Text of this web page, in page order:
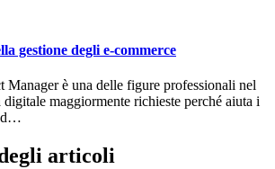
gestione degli e-commerce
Manager è una delle figure professionali nel
digitale maggiormente richieste perché aiuta i
articoli